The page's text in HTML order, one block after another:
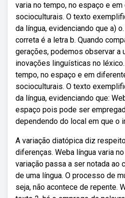
varia no tempo, no espaço e
socioculturais. O texto
da língua, evidenciando que a)
correta é a letra b. Quando
gerações, podemos observar a
inovações linguísticas no
tempo, no espaço e em
socioculturais. O texto
da língua, evidenciando que:
espaço pois pode ser
dependendo do local em que o
A variação diatópica diz
diferenças. Weba língua varia
variação passa a ser notada ao
de uma língua. O processo de
seja, não acontece de repente.